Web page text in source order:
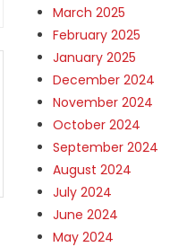
March 2025
February 2025
January 2025
December 2024
November 2024
October 2024
September 2024
August 2024
July 2024
June 2024
May 2024